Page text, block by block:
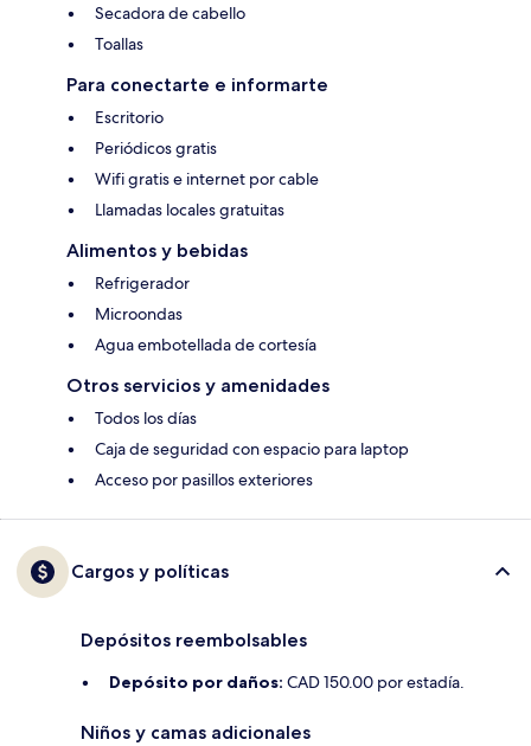
Secadora de cabello
Toallas
Para conectarte e informarte
Escritorio
Periódicos gratis
Wifi gratis e internet por cable
Llamadas locales gratuitas
Alimentos y bebidas
Refrigerador
Microondas
Agua embotellada de cortesía
Otros servicios y amenidades
Todos los días
Caja de seguridad con espacio para laptop
Acceso por pasillos exteriores
Cargos y políticas
Depósitos reembolsables
Depósito por daños: CAD 150.00 por estadía.
Niños y camas adicionales